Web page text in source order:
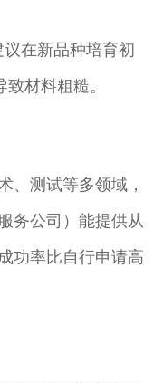
在新品种培育初
材料粗糙。
、测试等多领域，
务公司）能提供从
功率比自行申请高